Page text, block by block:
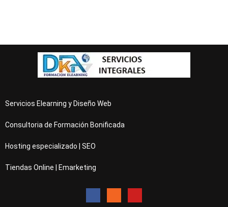
Servicios Elearning y Diseño Web
Consultoria de Formación Bonificada
Hosting especializado | SEO
Tiendas Online | Emarketing